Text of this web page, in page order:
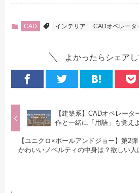
CAD インテリア CADオペレータ
よかったらシェアし
【建築系】CADオペレー
作と一緒に「用語」も覚えよ
【ユニクロ×ポールアンドジョー】第2弾
かわいいノベルティの中身は？欲しい人